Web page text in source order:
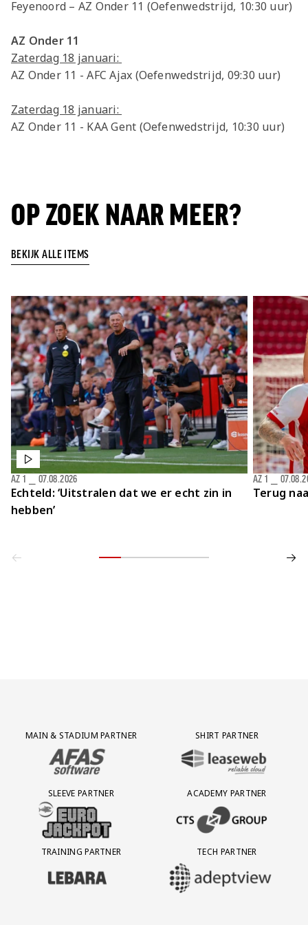
Feyenoord – AZ Onder 11 (Oefenwedstrijd, 10:30 uur)
AZ Onder 11
Zaterdag 18 januari:
AZ Onder 11 - AFC Ajax (Oefenwedstrijd, 09:30 uur)
Zaterdag 18 januari:
AZ Onder 11 - KAA Gent (Oefenwedstrijd, 10:30 uur)
OP ZOEK NAAR MEER?
BEKIJK ALLE ITEMS
Echteld: ‘Uitstralen dat we er echt zin in
hebben’
AZ 1 07.08.2026
Terug
AZ 1
Partner Logos Grid
MAIN & STADIUM PARTNER
BEZOEK ONZE MAIN & STADIUM PARTNER AFAS SOFTWARE
SHIRT PARTNER
BEZOEK ONZE SHIRT PARTNER
SLEEVE PARTNER
BEZOEK ONZE SLEEVE PARTNER EUROJACKPOT
ACADEMY PARTNER
BEZOEK ONZE ACADEMY
TRAINING PARTNER
BEZOEK ONZE TRAINING PARTNER LEBARA
TECH PARTNER
BEZOEK ONZE TECH PARTNER